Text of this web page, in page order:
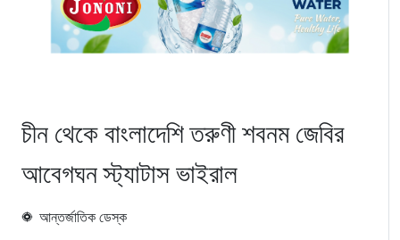
চীন থেকে বাংলাদেশি তরুণী শবনম জেবির
আবেগঘন স্ট্যাটাস ভাইরাল
আন্তর্জাতিক ডেস্ক